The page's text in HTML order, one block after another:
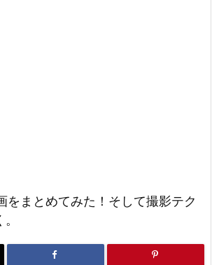
をまとめてみた！そして撮影テク